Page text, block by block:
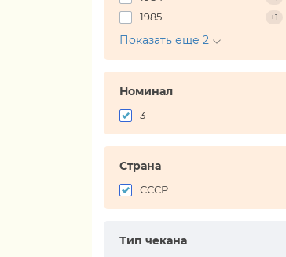
1985 +1
Показать еще 2
Номинал
3
Страна
СССР
Тип чекана